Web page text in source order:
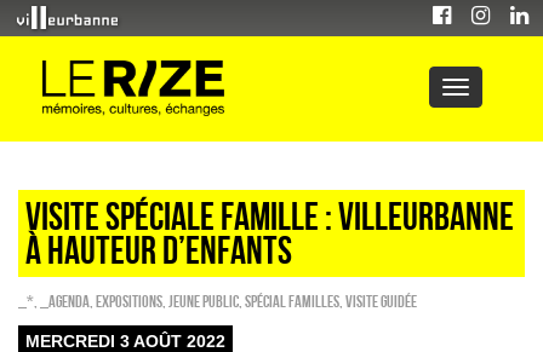
Visite spéciale famille : Villeurbanne
à hauteur d’enfants
_* _Agenda EXPOSITIONS Jeune public Spécial familles Visite guidée
MERCREDI 3 AOÛT 2022